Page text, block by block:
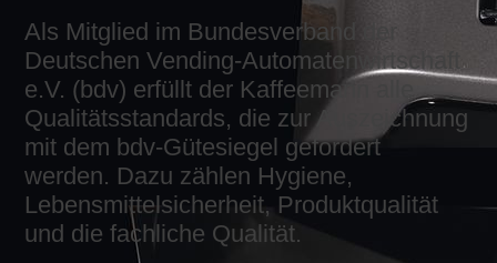
Als Mitglied im Bundesverband der
Deutschen Vending-Automatenwirtschaft
e.V. (bdv) erfüllt der Kaffeemann alle
Qualitätsstandards, die zur Auszeichnung
mit dem bdv-Gütesiegel gefordert
werden. Dazu zählen Hygiene,
Lebensmittelsicherheit, Produktqualität
und die fachliche Qualität.